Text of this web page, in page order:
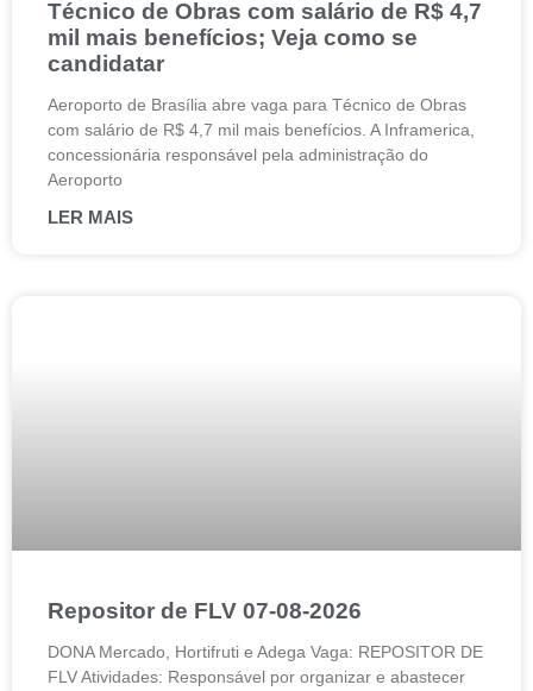
Técnico de Obras com salário de R$ 4,7
mil mais benefícios; Veja como se
candidatar
Aeroporto de Brasília abre vaga para Técnico de Obras
com salário de R$ 4,7 mil mais benefícios. A Inframerica,
concessionária responsável pela administração do
Aeroporto
LER MAIS
Repositor de FLV 07-08-2026
DONA Mercado, Hortifruti e Adega Vaga: REPOSITOR DE
FLV Atividades: Responsável por organizar e abastecer